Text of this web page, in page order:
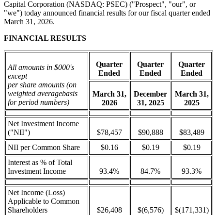
Capital Corporation (NASDAQ: PSEC) ("Prospect", "our", or
"we") today announced financial results for our fiscal quarter ended
March 31, 2026.
FINANCIAL RESULTS
All amounts in $000's
except
per share amounts (on
weighted averagebasis
for period numbers)
Quarter
Ended
Quarter
Ended
Quarter
Ended
March 31,
2026
December
31, 2025
March 31,
2025
Net Investment Income
("NII")
$78,457 $90,888
$83,489
NII per Common Share
$0.16 $0.19
$0.19
Interest as % of Total
Investment Income
93.4% 84.7% 93.3%
Net Income (Loss)
Applicable to Common
Shareholders
$26,408 $(6,576)
$(171,331)